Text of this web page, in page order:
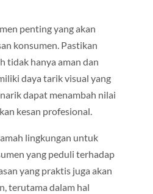
penting yang akan
konsumen. Pastikan
tidak hanya aman dan
daya tarik visual yang
dapat menambah nilai
kesan profesional.
lingkungan untuk
yang peduli terhadap
yang praktis juga akan
terutama dalam hal